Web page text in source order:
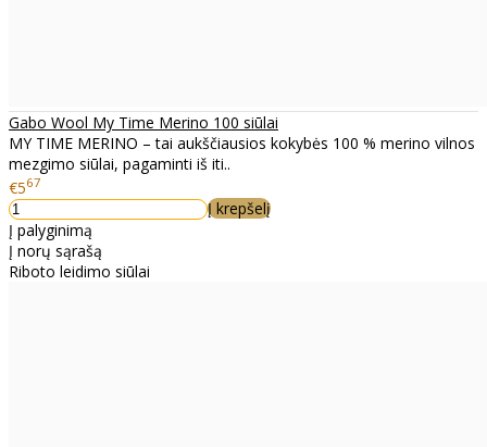
Gabo Wool My Time Merino 100 siūlai
MY TIME MERINO – tai aukščiausios kokybės 100 % merino vilnos
mezgimo siūlai, pagaminti iš iti..
€567
Į krepšelį
Į palyginimą
Į norų sąrašą
Riboto leidimo siūlai